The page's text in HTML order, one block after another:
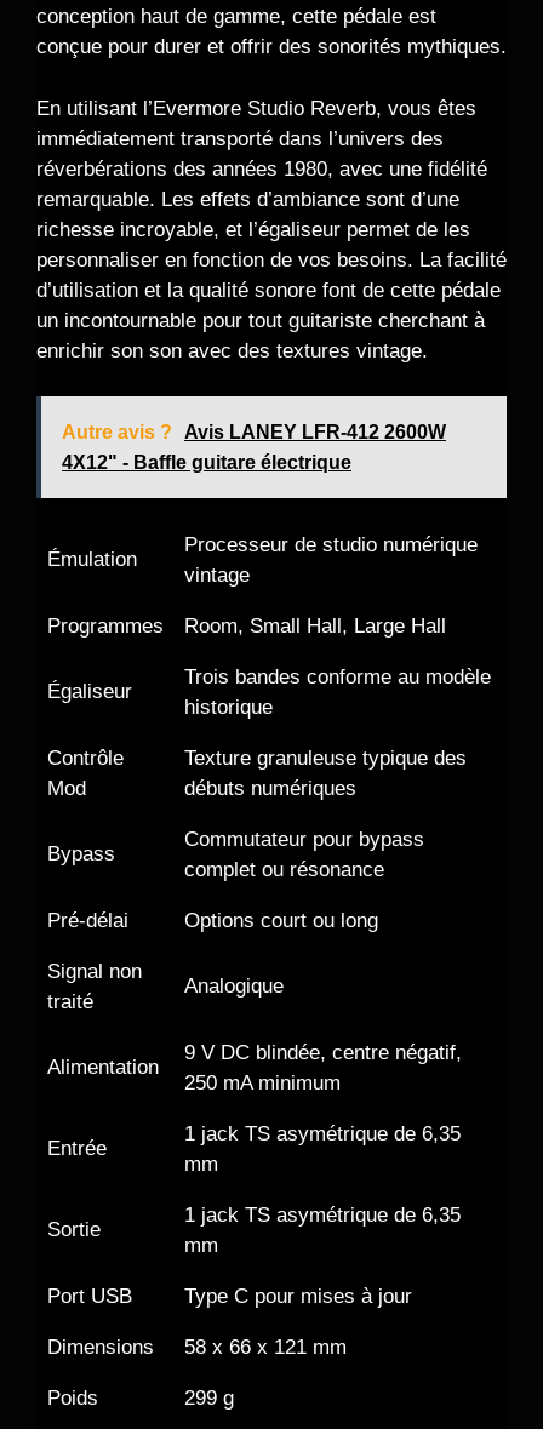
conception haut de gamme, cette pédale est
conçue pour durer et offrir des sonorités mythiques.
En utilisant l’Evermore Studio Reverb, vous êtes
immédiatement transporté dans l’univers des
réverbérations des années 1980, avec une fidélité
remarquable. Les effets d’ambiance sont d’une
richesse incroyable, et l’égaliseur permet de les
personnaliser en fonction de vos besoins. La facilité
d’utilisation et la qualité sonore font de cette pédale
un incontournable pour tout guitariste cherchant à
enrichir son son avec des textures vintage.
Autre avis ?
Avis LANEY LFR-412 2600W
4X12" - Baffle guitare électrique
Émulation
Processeur de studio numérique
vintage
Programmes Room, Small Hall, Large Hall
Égaliseur
Trois bandes conforme au modèle
historique
Contrôle
Mod
Texture granuleuse typique des
débuts numériques
Bypass
Commutateur pour bypass
complet ou résonance
Pré-délai Options court ou long
Signal non
traité
Analogique
Alimentation
9 V DC blindée, centre négatif,
250 mA minimum
Entrée
1 jack TS asymétrique de 6,35
mm
Sortie
1 jack TS asymétrique de 6,35
mm
Port USB Type C pour mises à jour
Dimensions 58 x 66 x 121 mm
Poids 299 g